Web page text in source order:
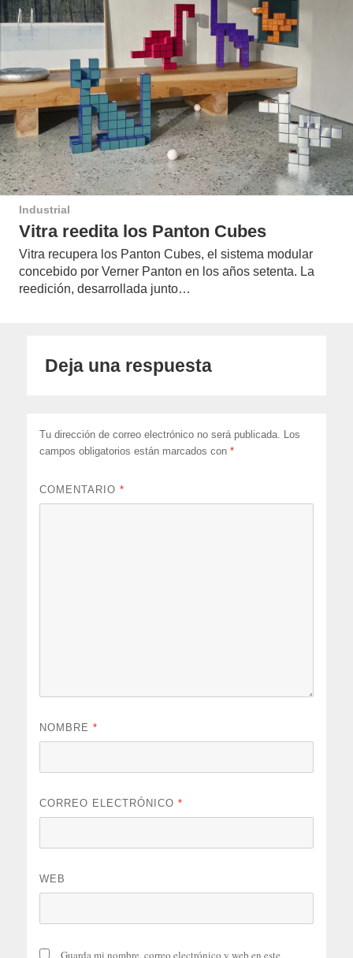
Industrial
Vitra reedita los Panton Cubes
Vitra recupera los Panton Cubes, el sistema modular
concebido por Verner Panton en los años setenta. La
reedición, desarrollada junto…
Deja una respuesta
Tu dirección de correo electrónico no será publicada. Los
campos obligatorios están marcados con*
COMENTARIO*
NOMBRE*
CORREO ELECTRÓNICO*
WEB
Guarda mi nombre, correo electrónico y web en este